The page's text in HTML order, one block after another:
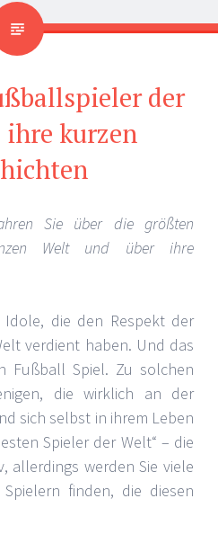
der
kurzen
Sie über die größten
Welt und über ihre
die den Respekt der
verdient haben. Und das
Fußball Spiel. Zu solchen
die wirklich an der
sich selbst in ihrem Leben
Spieler der Welt“ – die
allerdings werden Sie viele
finden, die diesen